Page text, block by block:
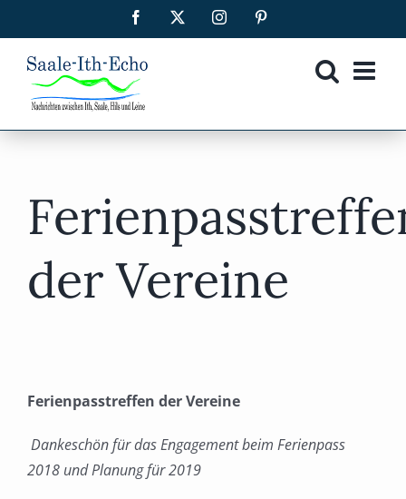
Inhalt
springen
Facebook Instagram
der Vereine
Ferienpasstreffen der Vereine
Dankeschön für das Engagement beim Ferienpass
2018 und Planung für 2019